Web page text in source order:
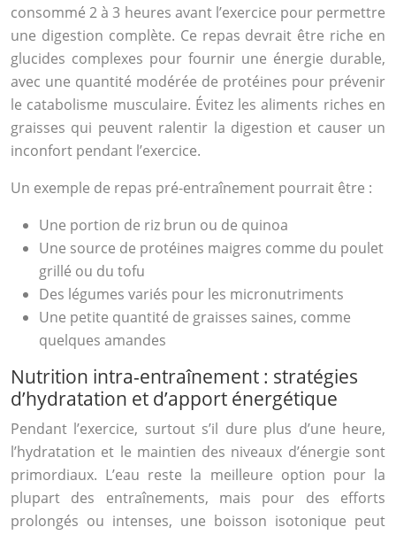
consommé 2 à 3 heures avant l’exercice pour permettre
une digestion complète. Ce repas devrait être riche en
glucides complexes pour fournir une énergie durable,
avec une quantité modérée de protéines pour prévenir
le catabolisme musculaire. Évitez les aliments riches en
graisses qui peuvent ralentir la digestion et causer un
inconfort pendant l’exercice.
Un exemple de repas pré-entraînement pourrait être :
Une portion de riz brun ou de quinoa
Une source de protéines maigres comme du poulet
grillé ou du tofu
Des légumes variés pour les micronutriments
Une petite quantité de graisses saines, comme
quelques amandes
Nutrition intra-entraînement : stratégies
d’hydratation et d’apport énergétique
Pendant l’exercice, surtout s’il dure plus d’une heure,
l’hydratation et le maintien des niveaux d’énergie sont
primordiaux. L’eau reste la meilleure option pour la
plupart des entraînements, mais pour des efforts
prolongés ou intenses, une boisson isotonique peut